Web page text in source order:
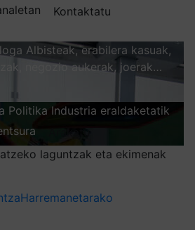
Kontaktatu
Albisteak, erabilera kasuak,
negozio aukerak, joerak…
Politika Industria eraldaketatik
laguntzak eta ekimenak
Harremanetarako